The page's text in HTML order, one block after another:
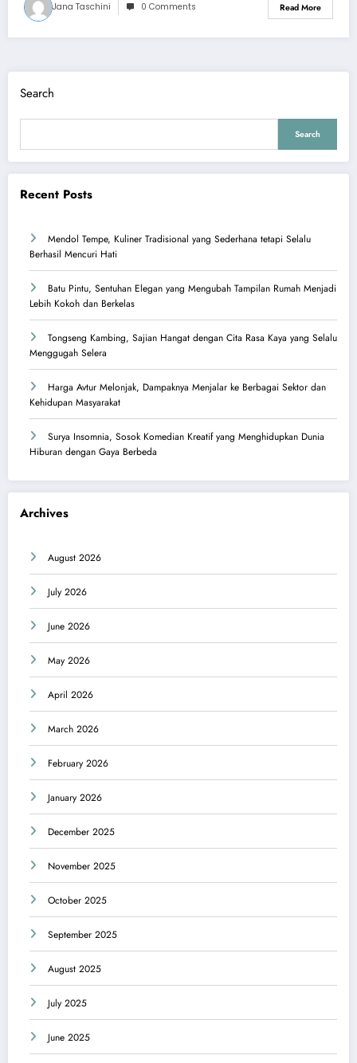
Jana Taschini 0 Comments Read More
Search
Search
Recent Posts
Mendol Tempe, Kuliner Tradisional yang Sederhana tetapi Selalu
Berhasil Mencuri Hati
Batu Pintu, Sentuhan Elegan yang Mengubah Tampilan Rumah Menjadi
Lebih Kokoh dan Berkelas
Tongseng Kambing, Sajian Hangat dengan Cita Rasa Kaya yang Selalu
Menggugah Selera
Harga Avtur Melonjak, Dampaknya Menjalar ke Berbagai Sektor dan
Kehidupan Masyarakat
Surya Insomnia, Sosok Komedian Kreatif yang Menghidupkan Dunia
Hiburan dengan Gaya Berbeda
Archives
August 2026
July 2026
June 2026
May 2026
April 2026
March 2026
February 2026
January 2026
December 2025
November 2025
October 2025
September 2025
August 2025
July 2025
June 2025